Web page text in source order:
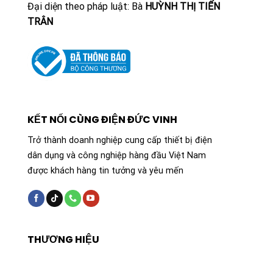
Đại diện theo pháp luật: Bà HUỲNH THỊ TIẾN
TRÂN
THƯƠNG HIỆU
KẾT NỐI CÙNG ĐIỆN ĐỨC VINH
Trở thành doanh nghiệp cung cấp thiết bị điện
dân dụng và công nghiệp hàng đầu Việt Nam
được khách hàng tin tưởng và yêu mến